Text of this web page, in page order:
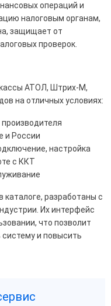
операций и
налоговым органам,
защищает от
проверок.
АТОЛ, Штрих-М,
на отличных условиях:
и России
настройка
с ККТ
разработаны с
Их интерфейс
что позволит
и повысить